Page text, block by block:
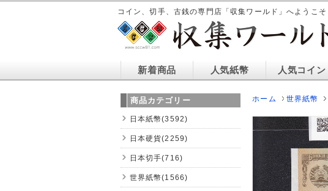
コイン、切手、古銭の専門店「収集ワールド」へようこそ
新着商品 人気紙幣 人気コイン
ホーム 世界紙幣
商品カテゴリー
日本紙幣(3592)
日本硬貨(2259)
日本切手(716)
世界紙幣(1566)